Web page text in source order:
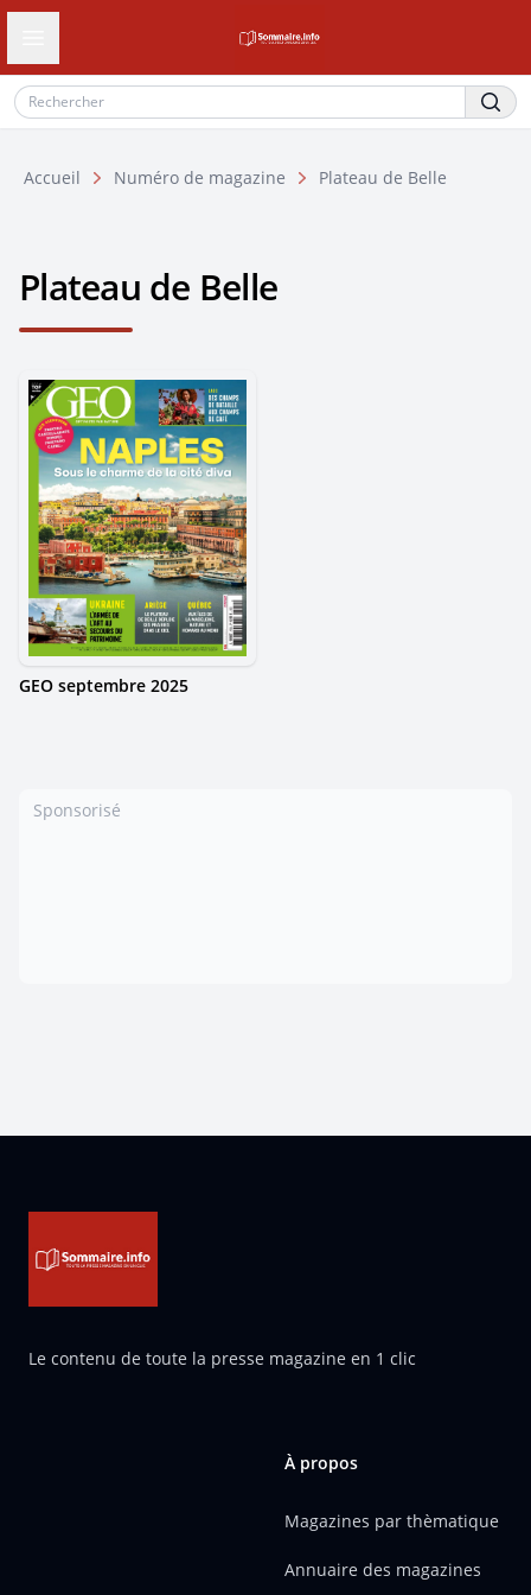
Ouvrir le tiroir de navigation
Accueil Numéro de magazine Plateau de Belle
Plateau de Belle
GEO septembre 2025
Sponsorisé
Le contenu de toute la presse magazine en 1 clic
À propos
Magazines par thèmatique
Annuaire des magazines